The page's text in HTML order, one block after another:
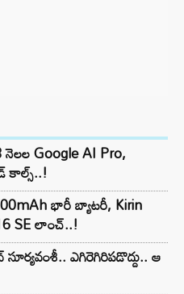
Google AI Pro,
కాల్స్..!
భారీ బ్యాటరీ, Kirin
SE లాంచ్..!
ఎగిరెగిరిపడొద్దు.. ఆ